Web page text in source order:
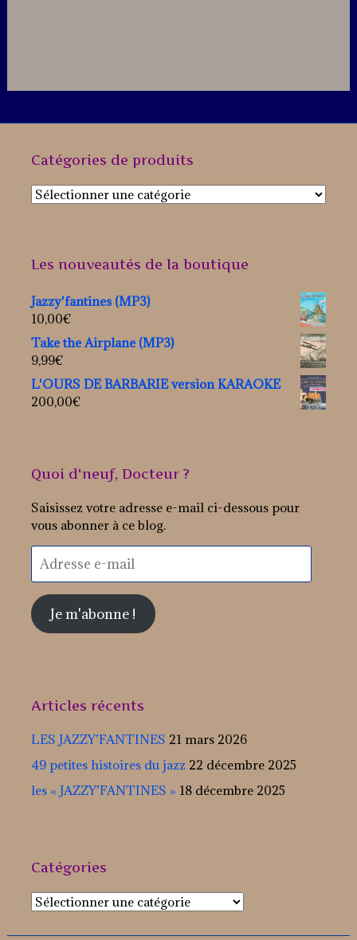
Catégories de produits
Les nouveautés de la boutique
Jazzy'fantines (MP3)
10,00€
Take the Airplane (MP3)
9,99€
L'OURS DE BARBARIE version KARAOKE
200,00€
Quoi d'neuf, Docteur ?
Saisissez votre adresse e-mail ci-dessous pour
vous abonner à ce blog.
Adresse
e-
Je m'abonne !
Articles récents
LES JAZZY’FANTINES 21 mars 2026
49 petites histoires du jazz 22 décembre 2025
les « JAZZY’FANTINES » 18 décembre 2025
Catégories
Catégories